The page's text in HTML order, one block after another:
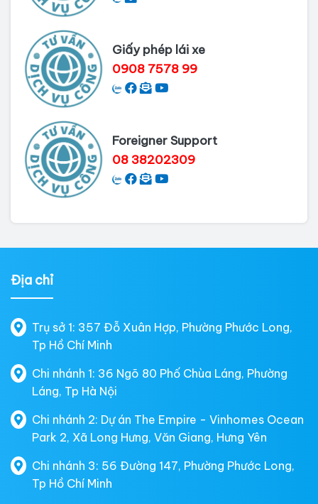
Giấy phép lái xe
0908 7578 99
Foreigner Support
08 38202309
Địa chỉ
Trụ sở 1: 357 Đỗ Xuân Hợp, Phường Phước Long,
Tp Hồ Chí Minh
Chi nhánh 1: 36 Ngõ 80 Phố Chùa Láng, Phường
Láng, Tp Hà Nội
Chi nhánh 2: Dự án The Empire - Vinhomes Ocean
Park 2, Xã Long Hưng, Văn Giang, Hưng Yên
Chi nhánh 3: 56 Đường 147, Phường Phước Long,
Tp Hồ Chí Minh